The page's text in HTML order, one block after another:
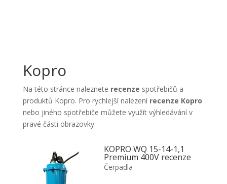
Kopro
Na této stránce naleznete recenze spotřebičů a
produktů Kopro. Pro rychlejší nalezení recenze Kopro
nebo jiného spotřebiče můžete využít výhledávání v
pravé části obrazovky.
KOPRO WQ 15-14-1,1
Premium 400V recenze
Čerpadla